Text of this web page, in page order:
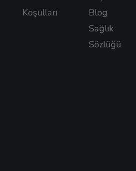
Koşulları
Blog
Sağlık
Sözlüğü